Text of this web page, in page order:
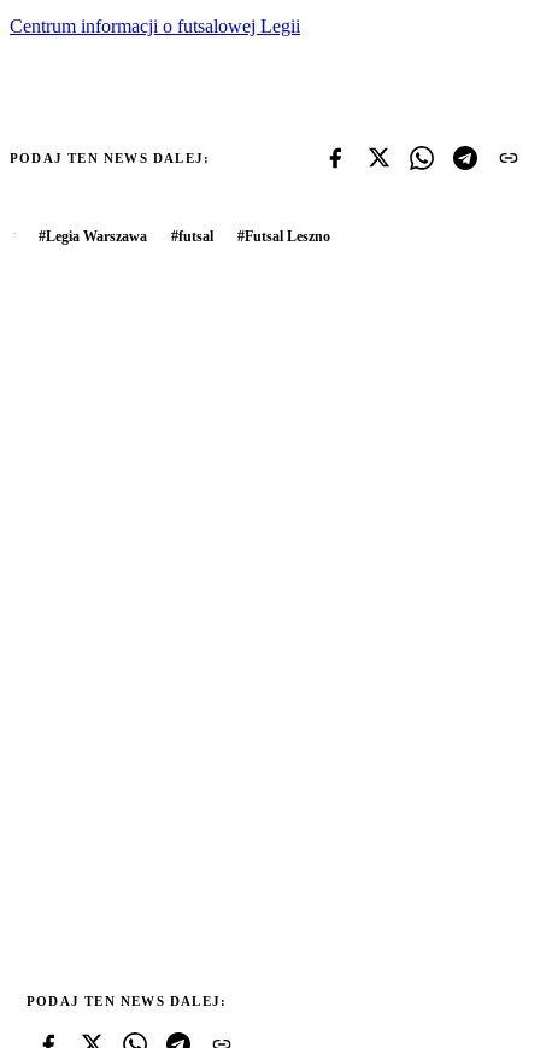
Centrum informacji o futsalowej Legii
PODAJ TEN NEWS DALEJ:
#Legia Warszawa #futsal #Futsal Leszno
PODAJ TEN NEWS DALEJ: